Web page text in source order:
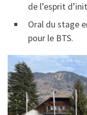
de l’esprit
Oral du stage
pour le BTS.